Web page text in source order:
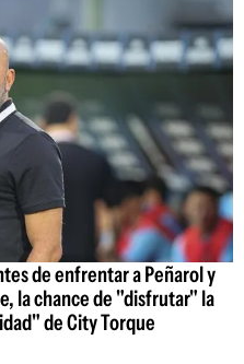
de enfrentar a Peñarol y
la chance de "disfrutar" la
de City Torque